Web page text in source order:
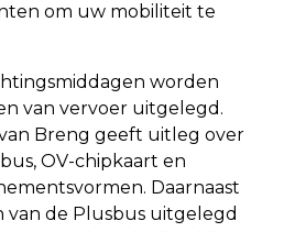
om uw mobiliteit te
worden
van vervoer uitgelegd.
Breng geeft uitleg over
OV-chipkaart en
Daarnaast
van de Plusbus uitgelegd